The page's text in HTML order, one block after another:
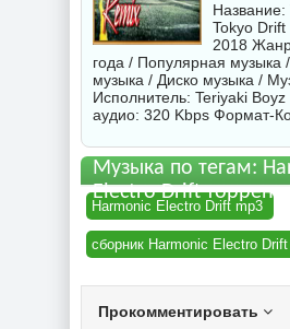
Название:
Tokyo
2018
года / Популярная музыка
музыка / Диско музыка /
Исполнитель: Teriyaki Boyz
аудио: 320 Kbps Формат-
Музыка по тегам:
Electro Drift торрент
Harmonic Electro Drift mp3
сборник Harmonic Electro Drift
Прокомментировать